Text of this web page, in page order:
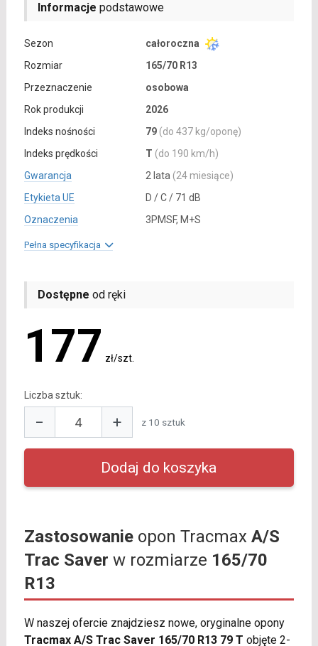
Informacje podstawowe
Sezon
całoroczna
Rozmiar
165/70 R13
Przeznaczenie
osobowa
Rok produkcji
2026
Indeks nośności
79 (do 437 kg/oponę)
Indeks prędkości
T (do 190 km/h)
Gwarancja
2 lata (24 miesiące)
Etykieta UE
D / C / 71 dB
Oznaczenia
3PMSF, M+S
Pełna specyfikacja
Dostępne od ręki
177 zł/szt.
Liczba sztuk:
− + z 10 sztuk
Zastosowanieopon Tracmax A/S
Trac Saver w rozmiarze 165/70
R13
W naszej ofercie znajdziesz nowe, oryginalne opony
Tracmax A/S Trac Saver 165/70 R13 79 T objęte 2-